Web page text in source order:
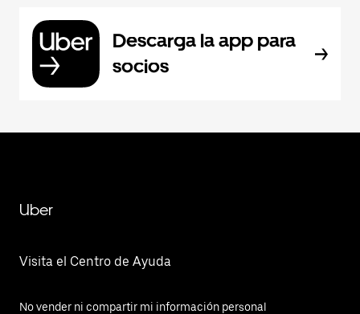
Descarga la app para
socios
Uber
Visita el Centro de Ayuda
No vender ni compartir mi información personal